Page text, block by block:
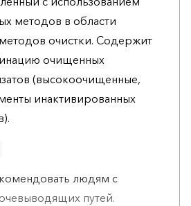
методов в области
очистки. Содержит
очищенных
(высокоочищенные,
инактивированных
людям с
путей.